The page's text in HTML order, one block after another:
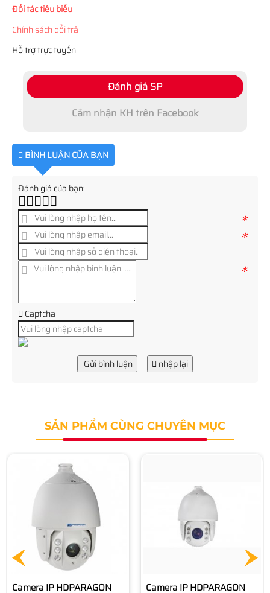
Đối tác tiêu biểu
Chính sách đổi trả
Hỗ trợ trực tuyến
Đánh giá SP
Cảm nhận KH trên Facebook
BÌNH LUẬN CỦA BẠN
Đánh giá của bạn:
*
*
*
Captcha
Gửi bình luận nhập lại
SẢN PHẨM CÙNG CHUYÊN MỤC
Camera IP HDPARAGON
HDS-PT5225IR-A
11.890.000 đ